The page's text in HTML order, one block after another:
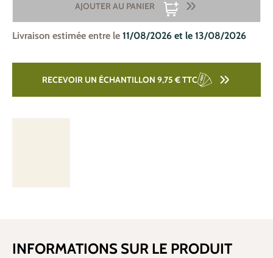
AJOUTER AU PANIER
Livraison estimée entre le 11/08/2026 et le 13/08/2026
RECEVOIR UN ÉCHANTILLON 9,75 €TTC
INFORMATIONS SUR LE PRODUIT